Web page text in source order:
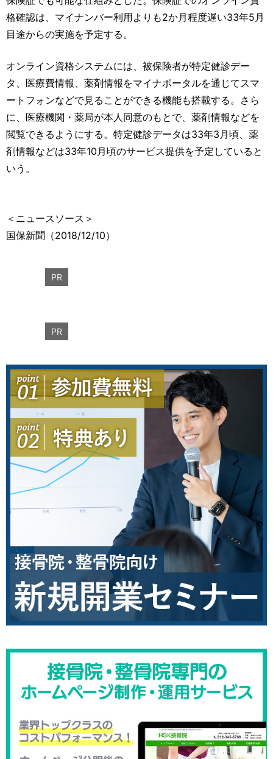
格確認は、マイナンバー利用よりも2か月程度遅い33年5月
目途からの実施を予定する。
オンライン資格システムには、被保険者が特定健診デー
タ、医療費情報、薬剤情報をマイナポータルを通じてスマ
ートフォンなどで見ることができる機能も搭載する。さら
に、医療機関・薬局が本人同意のもとで、薬剤情報などを
閲覧できるようにする。特定健診データは33年3月頃、薬
剤情報などは33年10月頃のサービス提供を予定していると
いう。
＜ニュースソース＞
国保新聞（2018/12/10）
PR
PR